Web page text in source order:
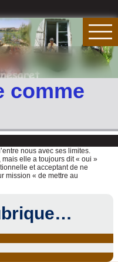
comme
nous avec ses limites.
elle a toujours dit « oui »
et acceptant de ne
mission « de mettre au